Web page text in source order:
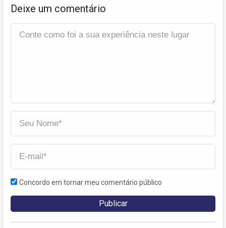
Deixe um comentário
Concordo em tornar meu comentário público